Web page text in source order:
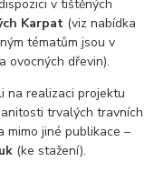
v tištěných
Karpat (viz nabídka
tématům jsou v
ovocných dřevin).
na realizaci projektu
trvalých travních
jiné publikace –
(ke stažení).